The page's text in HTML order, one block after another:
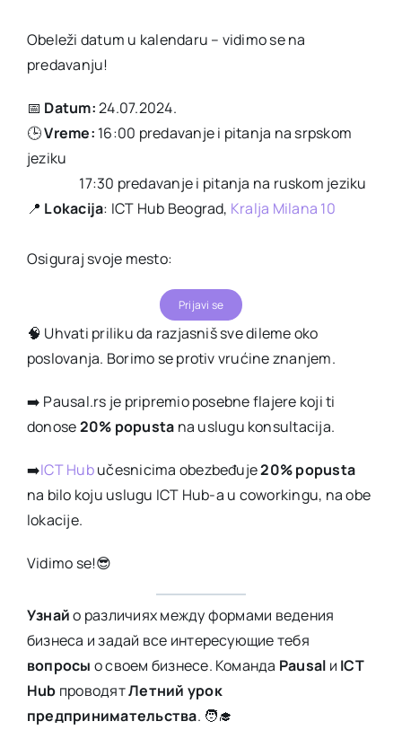
Obeleži datum u kalendaru – vidimo se na
predavanju!
📅 Datum:24.07.2024.
🕒Vreme: 16:00 predavanje i pitanja na srpskom
jeziku
17:30 predavanje i pitanja na ruskom jeziku
📍 Lokacija: ICT Hub Beograd, Kralja Milana 10
Osiguraj svoje mesto:
Prijavi se
🧠 Uhvati priliku da razjasniš sve dileme oko
poslovanja. Borimo se protiv vrućine znanjem.
➡️ Pausal.rs je pripremio posebne flajere koji ti
donose20% popusta na uslugu konsultacija.
➡️ICT Hubučesnicima obezbeđuje20% popusta
na bilo koju uslugu ICT Hub-a u coworkingu, na obe
lokacije.
Vidimo se!😎
Узнайо различиях между формами ведения
бизнеса и задай все интересующие тебя
вопросы о своем бизнесе. Команда Pausal и ICT
Hub проводятЛетний урок
предпринимательства. 🧑‍🎓